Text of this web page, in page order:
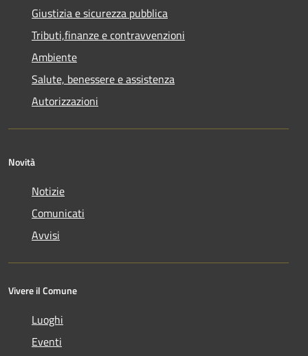
Giustizia e sicurezza pubblica
Tributi,finanze e contravvenzioni
Ambiente
Salute, benessere e assistenza
Autorizzazioni
Novità
Notizie
Comunicati
Avvisi
Vivere il Comune
Luoghi
Eventi